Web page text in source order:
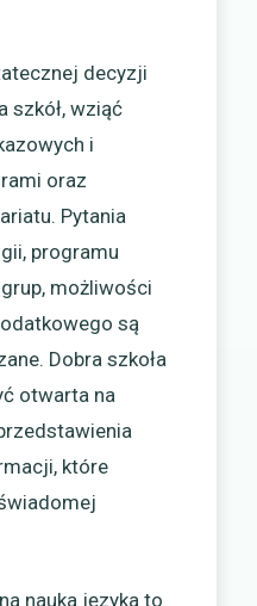
decyzji
szkół, wziąć
i
oraz
Pytania
programu
możliwości
są
Dobra szkoła
otwarta na
które
nauka języka to